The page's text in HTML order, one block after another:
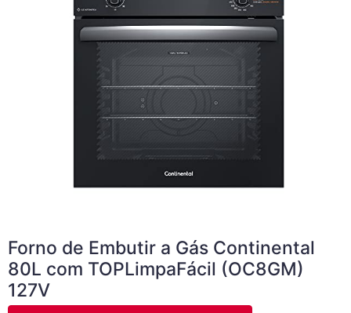
Forno de Embutir a Gás Continental
80L com TOPLimpaFácil (OC8GM)
127V